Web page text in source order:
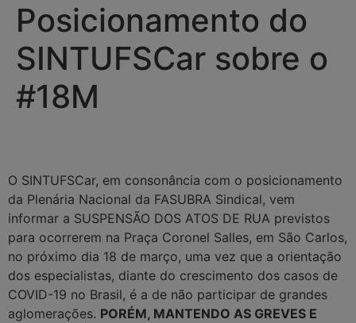
Posicionamento do
SINTUFSCar sobre o
#18M
O SINTUFSCar, em consonância com o posicionamento
da Plenária Nacional da FASUBRA Sindical, vem
informar a SUSPENSÃO DOS ATOS DE RUA previstos
para ocorrerem na Praça Coronel Salles, em São Carlos,
no próximo dia 18 de março, uma vez que a orientação
dos especialistas, diante do crescimento dos casos de
COVID-19 no Brasil, é a de não participar de grandes
aglomerações. PORÉM, MANTENDO AS GREVES E